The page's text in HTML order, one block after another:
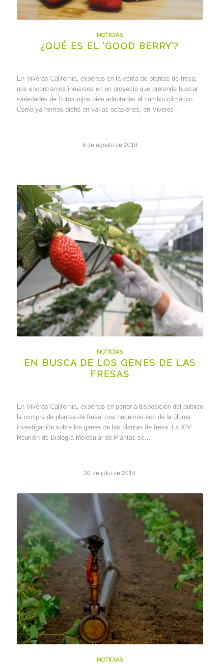
NOTICIAS
¿QUÉ ES EL ‘GOOD BERRY’?
En Viveros California, expertos en la venta de plantas de fresa,
nos encontramos inmersos en un proyecto que pretende buscar
variedades de frutos rojos bien adaptadas al cambio climático.
Como ya hemos dicho en varias ocasiones, en Viveros…
6 de agosto de 2018
NOTICIAS
EN BUSCA DE LOS GENES DE LAS
FRESAS
En Viveros California, expertos en poner a disposición del público
la compra de plantas de fresa, nos hacemos eco de la última
investigación sobre los genes de las plantas de fresa. La XIV
Reunión de Biología Molecular de Plantas se…
30 de julio de 2018
NOTICIAS